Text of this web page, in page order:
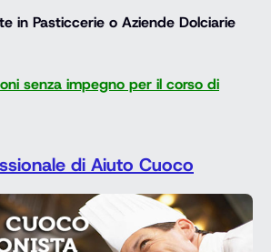
in Pasticcerie o Aziende Dolciarie
senza impegno per il corso di
di Aiuto Cuoco